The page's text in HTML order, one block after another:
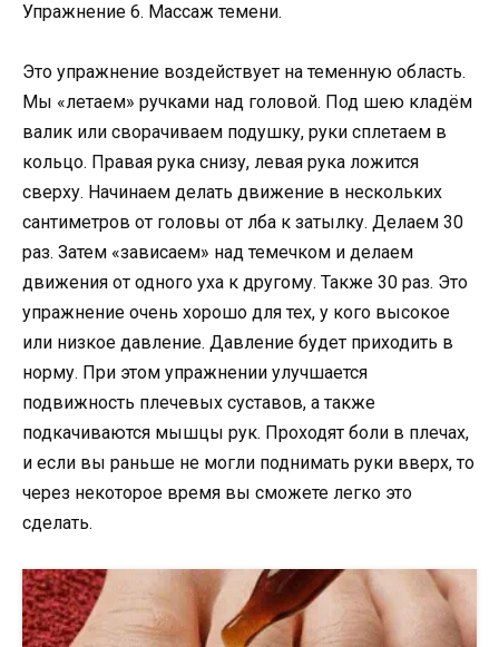
Упражнение 6. Массаж темени.
Это упражнение воздействует на теменную область.
Мы «летаем» ручками над головой. Под шею кладём
валик или сворачиваем подушку, руки сплетаем в
кольцо. Правая рука снизу, левая рука ложится
сверху. Начинаем делать движение в нескольких
сантиметров от головы от лба к затылку. Делаем 30
раз. Затем «зависаем» над темечком и делаем
движения от одного уха к другому. Также 30 раз. Это
упражнение очень хорошо для тех, у кого высокое
или низкое давление. Давление будет приходить в
норму. При этом упражнении улучшается
подвижность плечевых суставов, а также
подкачиваются мышцы рук. Проходят боли в плечах,
и если вы раньше не могли поднимать руки вверх, то
через некоторое время вы сможете легко это
сделать.